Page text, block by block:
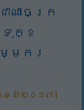
ណាចក្រ
ទុក្ខ
ម្មករ
ឆ្នាំ ២០១៧